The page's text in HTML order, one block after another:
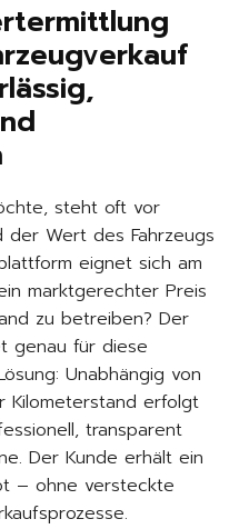
steht oft vor
der Wert des Fahrzeugs
eignet sich am
marktgerechter Preis
zu betreiben? Der
genau für diese
Unabhängig von
Kilometerstand erfolgt
transparent
Der Kunde erhält ein
– ohne versteckte